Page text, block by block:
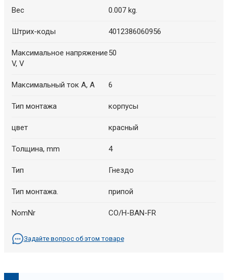
Вес 0.007 kg.
Штрих-коды 4012386060956
Максимальное напряжение
V, V
50
Максимальный ток А, A 6
Тип монтажа корпусы
цвет красный
Толщина, mm 4
Тип Гнездо
Тип монтажа. припой
NomNr CO/H-BAN-FR
Задайте вопрос об этом товаре